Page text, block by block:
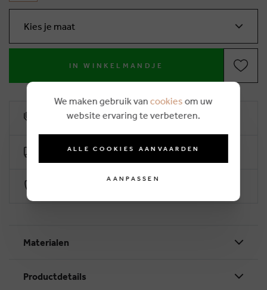
Kies je maat
IN WINKELMANDJE
10% klantenkorting
Gratis levering vanaf €50 (2-4 werkdagen)
Materialen
Productdetails
We maken gebruik van cookies om uw
website ervaring te verbeteren.
ALLE COOKIES AANVAARDEN
AANPASSEN